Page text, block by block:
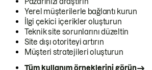
Yerel müşterilerle bağlantı kurun
İlgi çekici içerikler oluşturun
Teknik site sorunlarını düzeltin
Site dışı otoriteyi artırın
Müşteri stratejileri oluşturun
Tüm kullanım örneklerini görün